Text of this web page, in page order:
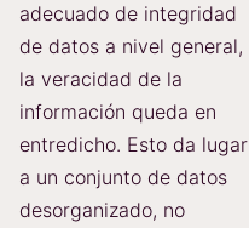
adecuado de integridad
de datos a nivel general,
la veracidad de la
información queda en
entredicho. Esto da lugar
a un conjunto de datos
desorganizado, no